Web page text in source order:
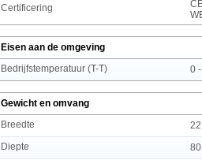
Certificering
Eisen aan de omgeving
Bedrijfstemperatuur (T-T)
0
Gewicht en omvang
Breedte
Diepte